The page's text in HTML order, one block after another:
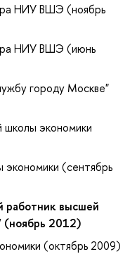
НИУ ВШЭ (ноябрь
НИУ ВШЭ (июнь
городу Москве"
школы экономики
(сентябрь
работник высшей
(ноябрь 2012)
(октябрь 2009)